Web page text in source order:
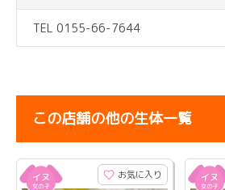
TEL 0155-66-7644
この店舗の他の生体一覧
お気に入り